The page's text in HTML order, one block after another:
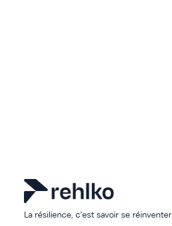
La résilience, c'est savoir se réinventer